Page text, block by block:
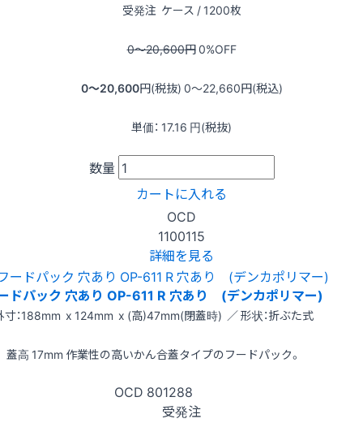
受発注 ケース / 1200枚
0〜20,600円0%OFF
0〜20,600円(税抜) 0〜22,660円(税込)
単価： 17.16 円(税抜)
数量
カートに入れる
OCD
1100115
詳細を見る
ドパック 穴あり OP-611 R 穴あり (デンカポリマー)
寸：188mm x 124mm x (高)47mm(閉蓋時) ／ 形状：折ぶた式
蓋高 17mm 作業性の高いかん合蓋タイプのフードパック。
OCD 801288
受発注